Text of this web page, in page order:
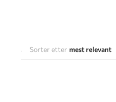
Sorter etter mest relevant